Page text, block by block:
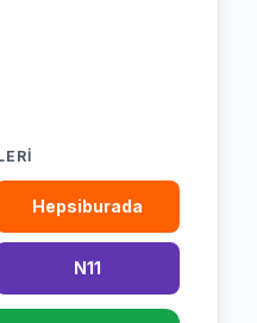
Hepsiburada
N11